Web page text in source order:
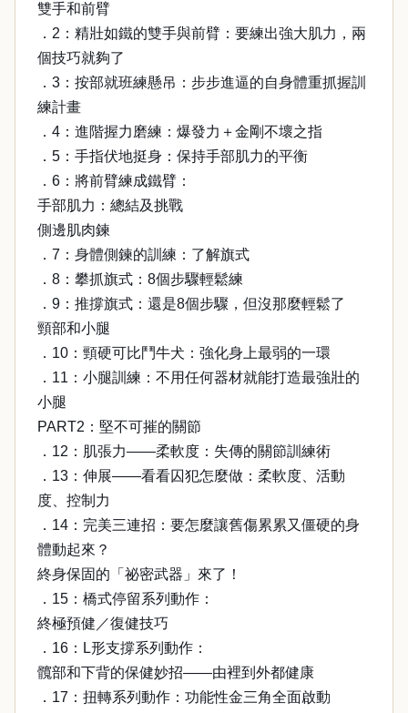
雙手和前臂
．2：精壯如鐵的雙手與前臂：要練出強大肌力，兩
個技巧就夠了
．3：按部就班練懸吊：步步進逼的自身體重抓握訓
練計畫
．4：進階握力磨練：爆發力＋金剛不壞之指
．5：手指伏地挺身：保持手部肌力的平衡
．6：將前臂練成鐵臂：
手部肌力：總結及挑戰
側邊肌肉鍊
．7：身體側鍊的訓練：了解旗式
．8：攀抓旗式：8個步驟輕鬆練
．9：推撐旗式：還是8個步驟，但沒那麼輕鬆了
頸部和小腿
．10：頸硬可比鬥牛犬：強化身上最弱的一環
．11：小腿訓練：不用任何器材就能打造最強壯的
小腿
PART2：堅不可摧的關節
．12：肌張力——柔軟度：失傳的關節訓練術
．13：伸展——看看囚犯怎麼做：柔軟度、活動
度、控制力
．14：完美三連招：要怎麼讓舊傷累累又僵硬的身
體動起來？
終身保固的「祕密武器」來了！
．15：橋式停留系列動作：
終極預健／復健技巧
．16：L形支撐系列動作：
髖部和下背的保健妙招——由裡到外都健康
．17：扭轉系列動作：功能性金三角全面啟動